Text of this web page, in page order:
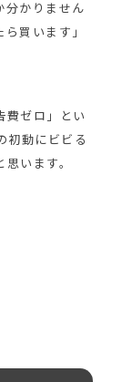
分かりません
買います」
費ゼロ」とい
初動にビビる
います。